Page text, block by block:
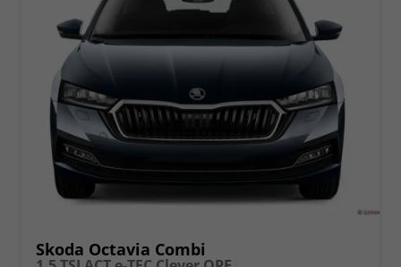
Skoda Octavia Combi